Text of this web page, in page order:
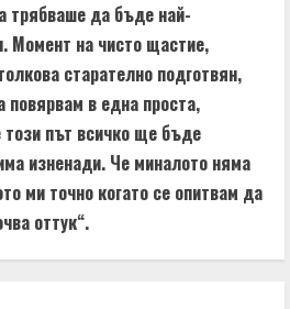
трябваше да бъде най-
Момент на чисто щастие,
старателно подготвян,
повярвам в една проста,
път всичко ще бъде
изненади. Че миналото няма
ми точно когато се опитвам да
оттук“.